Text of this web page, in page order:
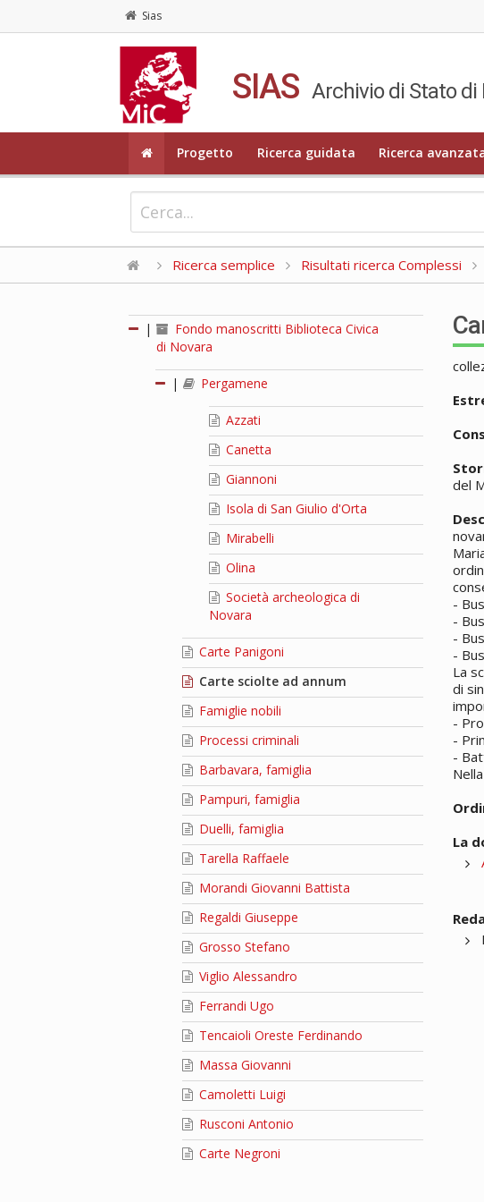
Sias
SIAS Archivio di Stato di
Progetto Ricerca guidata Ricerca
Ricerca semplice Risultati ricerca Complessi
|
Fondo manoscritti Biblioteca Civica
di Novara
| Pergamene
Azzati
Canetta
Giannoni
Isola di San Giulio d'Orta
Mirabelli
Olina
Società archeologica di
Novara
Carte Panigoni
Carte sciolte ad annum
Famiglie nobili
Processi criminali
Barbavara, famiglia
Pampuri, famiglia
Duelli, famiglia
Tarella Raffaele
Morandi Giovanni Battista
Regaldi Giuseppe
Grosso Stefano
Viglio Alessandro
Ferrandi Ugo
Tencaioli Oreste Ferdinando
Massa Giovanni
Camoletti Luigi
Rusconi Antonio
Carte Negroni
del
-
-
-
-
La
di
-
-
-
La